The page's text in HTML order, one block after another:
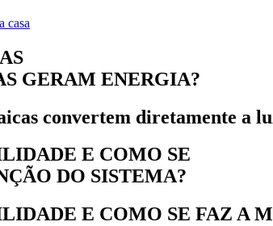
casa
GERAM ENERGIA?
convertem diretamente a
E COMO SE
DO SISTEMA?
E COMO SE FAZ A